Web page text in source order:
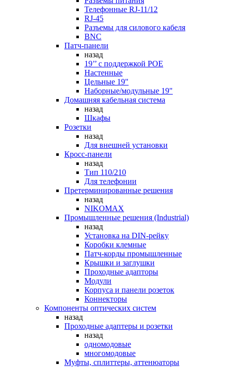
Телефонные RJ-11/12
RJ-45
Разъемы для силового кабеля
BNC
Патч-панели
назад
19’’ с поддержкой POE
Настенные
Цельные 19"
Наборные/модульные 19"
Домашняя кабельная система
назад
Шкафы
Розетки
назад
Для внешней установки
Кросс-панели
назад
Тип 110/210
Для телефонии
Претерминированные решения
назад
NIKOMAX
Промышленные решения (Industrial)
назад
Установка на DIN-рейку
Коробки клемные
Патч-корды промышленные
Крышки и заглушки
Проходные адапторы
Модули
Корпуса и панели розеток
Коннекторы
Компоненты оптических систем
назад
Проходные адаптеры и розетки
назад
одномодовые
многомодовые
Муфты, сплиттеры, аттенюаторы